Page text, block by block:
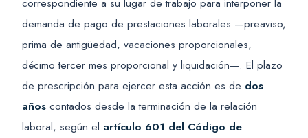
demanda de pago de prestaciones laborales —preaviso,
prima de antigüedad, vacaciones proporcionales,
décimo tercer mes proporcional y liquidación—. El plazo
de prescripción para ejercer esta acción es de dos
años contados desde la terminación de la relación
laboral, según el artículo 601 del Código de